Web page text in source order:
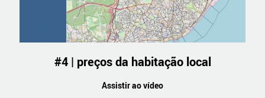
#4 | preços da habitação local
Assistir ao vídeo